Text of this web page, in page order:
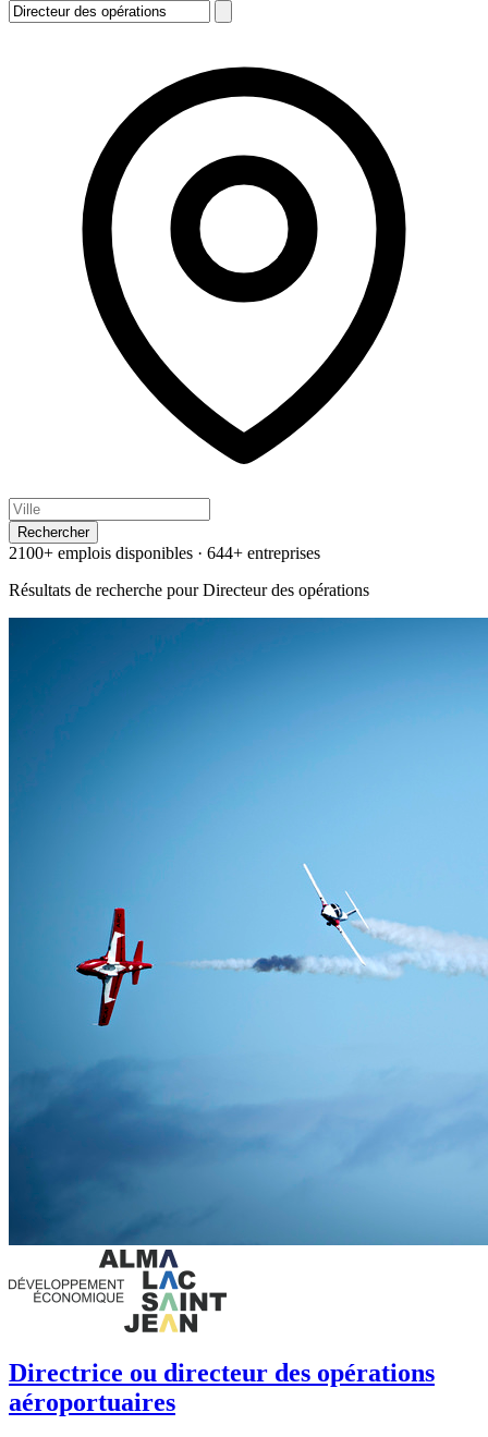
Rechercher
2100+ emplois disponibles · 644+ entreprises
Résultats de recherche pourDirecteur des opérations
Directrice ou directeur des opérations
aéroportuaires